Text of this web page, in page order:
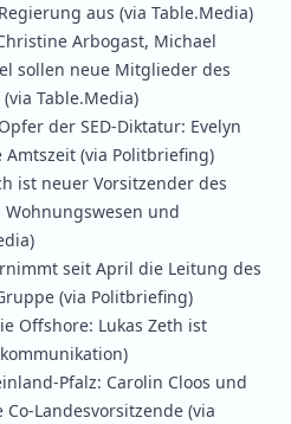
aus (via Table.Media)
Arbogast, Michael
sollen neue Mitglieder des
(via Table.Media)
der SED-Diktatur: Evelyn
Amtszeit (via Politbriefing)
ist neuer Vorsitzender des
und
seit April die Leitung des
(via Politbriefing)
Offshore: Lukas Zeth ist
Carolin Cloos und
(via